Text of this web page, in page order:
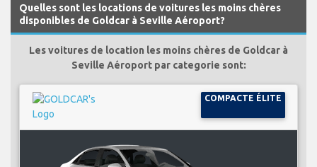
Quelles sont les locations de voitures les moins chères
disponibles de Goldcar à Seville Aéroport?
Les voitures de location les moins chères de Goldcar à
Seville Aéroport par categorie sont:
COMPACTE ÉLITE